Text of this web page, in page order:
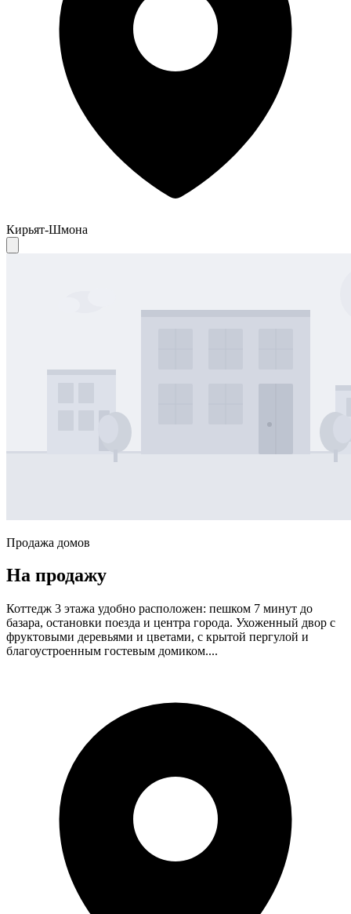
Кирьят-Шмона
Продажа домов
На продажу
Коттедж 3 этажа удобно расположен: пешком 7 минут до
базара, остановки поезда и центра города. Ухоженный двор с
фруктовыми деревьями и цветами, с крытой пергулой и
благоустроенным гостевым домиком....